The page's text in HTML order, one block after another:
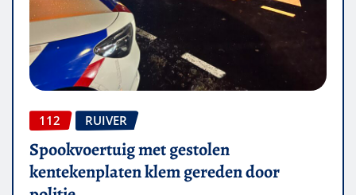
112 RUIVER
Spookvoertuig met gestolen
kentekenplaten klem gereden door